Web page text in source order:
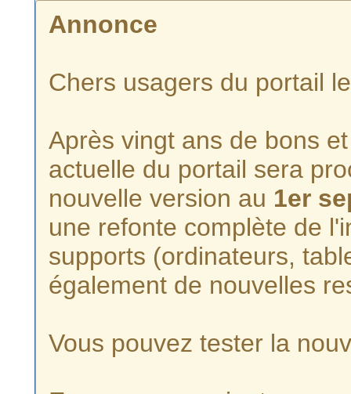
Annonce
Chers usagers du portail
Après vingt ans de bons
actuelle du portail sera
nouvelle version au 1er
une refonte complète de
supports (ordinateurs,
également de nouvelles
Vous pouvez tester la